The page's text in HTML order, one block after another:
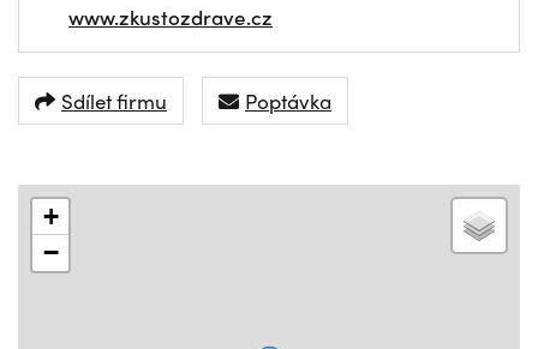
www.zkustozdrave.cz
Sdílet firmu Poptávka
+
−